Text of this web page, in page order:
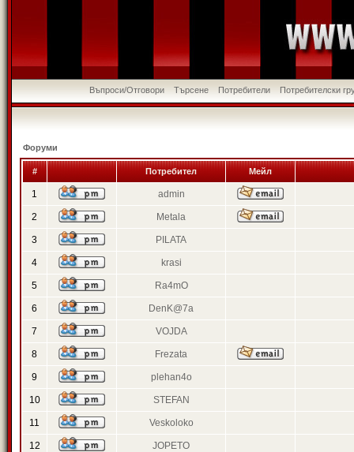
Въпроси/Отговори Търсене Потребители Потребителски
Форуми
# Потребител Мейл
1 admin
2 Metala
3 PILATA
4 krasi
5 Ra4mO
6 DenK@7a
7 VOJDA
8 Frezata
9 plehan4o
10 STEFAN
11 Veskoloko
12 JOPETO